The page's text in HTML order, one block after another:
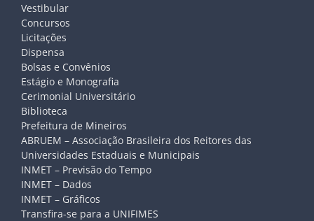
Vestibular
Concursos
Licitações
Dispensa
Bolsas e Convênios
Estágio e Monografia
Cerimonial Universitário
Biblioteca
Prefeitura de Mineiros
ABRUEM – Associação Brasileira dos Reitores das
Universidades Estaduais e Municipais
INMET – Previsão do Tempo
INMET – Dados
INMET – Gráficos
Transfira-se para a UNIFIMES